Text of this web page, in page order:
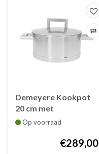
Demeyere Kookpot
20 cm met
dubbelwandig deksel
Op voorraad
€289,00